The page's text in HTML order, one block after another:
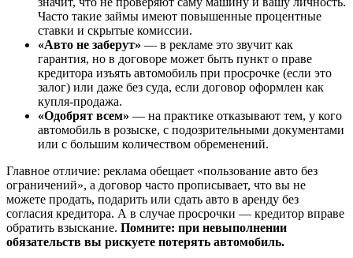
Часто такие займы имеют повышенные процентные
ставки и скрытые комиссии.
«Авто не заберут» — в рекламе это звучит как
гарантия, но в договоре может быть пункт о праве
кредитора изъять автомобиль при просрочке (если это
залог) или даже без суда, если договор оформлен как
купля-продажа.
«Одобрят всем» — на практике отказывают тем, у кого
автомобиль в розыске, с подозрительными документами
или с большим количеством обременений.
Главное отличие: реклама обещает «пользование авто без
ограничений», а договор часто прописывает, что вы не
можете продать, подарить или сдать авто в аренду без
согласия кредитора. А в случае просрочки — кредитор вправе
обратить взыскание. Помните: при невыполнении
обязательств вы рискуете потерять автомобиль.